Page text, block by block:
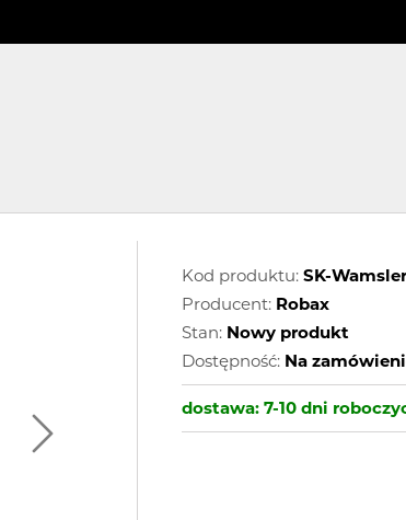
Kod produktu: SK-
Producent: Robax
Stan: Nowy produkt
Dostępność: Na
dostawa: 7-10 dni